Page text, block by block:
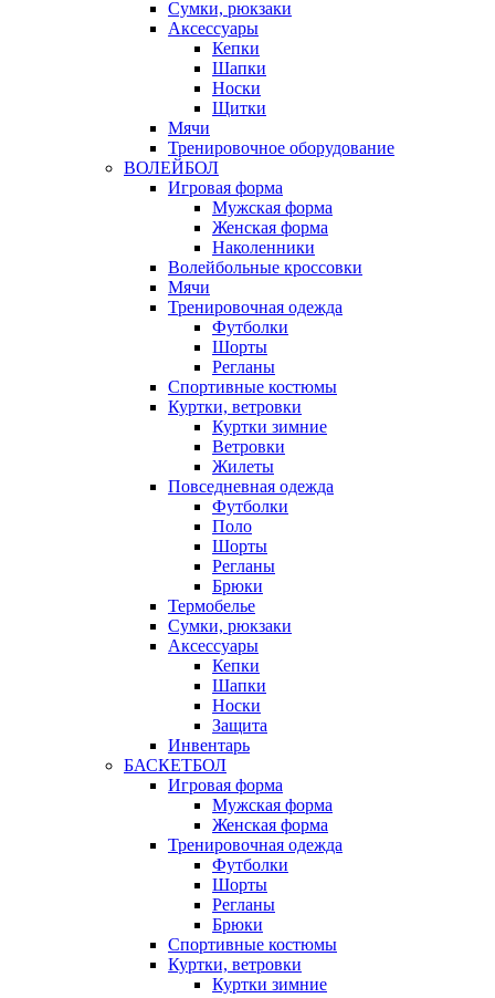
Сумки, рюкзаки
Аксессуары
Кепки
Шапки
Носки
Щитки
Мячи
Тренировочное оборудование
ВОЛЕЙБОЛ
Игровая форма
Мужская форма
Женская форма
Наколенники
Волейбольные кроссовки
Мячи
Тренировочная одежда
Футболки
Шорты
Регланы
Спортивные костюмы
Куртки, ветровки
Куртки зимние
Ветровки
Жилеты
Повседневная одежда
Футболки
Поло
Шорты
Регланы
Брюки
Термобелье
Сумки, рюкзаки
Аксессуары
Кепки
Шапки
Носки
Защита
Инвентарь
БАСКЕТБОЛ
Игровая форма
Мужская форма
Женская форма
Тренировочная одежда
Футболки
Шорты
Регланы
Брюки
Спортивные костюмы
Куртки, ветровки
Куртки зимние